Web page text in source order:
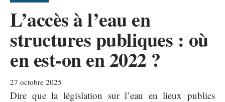
L’accès à l’eau en
structures publiques : où
en est-on en 2022 ?
27 octobre 2025
Dire que la législation sur l’eau en lieux publics